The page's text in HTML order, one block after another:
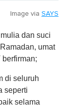
Image via SAYS
dan suci
umat
di seluruh
seperti
selama